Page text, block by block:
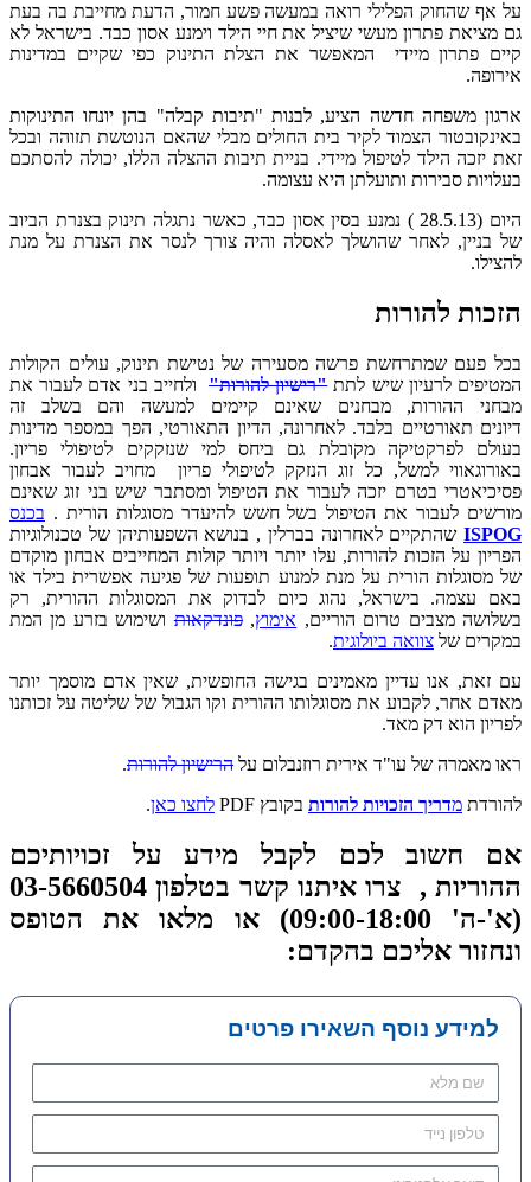
על אף שהחוק הפלילי רואה במעשה פשע חמור, הדעת מחייבת בה בעת
גם מציאת פתרון מעשי שיציל את חיי הילד וימנע אסון כבד. בישראל לא
קיים פתרון מיידי המאפשר את הצלת התינוק כפי שקיים במדינות
אירופה.
ארגון משפחה חדשה הציע, לבנות "תיבות קבלה" בהן יונחו התינוקות
באינקובטור הצמוד לקיר בית החולים מבלי שהאם הנוטשת תזוהה ובכל
זאת יזכה הילד לטיפול מיידי. בניית תיבות ההצלה הללו, יכולה להסתכם
בעלויות סבירות ותועלתן היא עצומה.
היום (28.5.13 ) נמנע בסין אסון כבד, כאשר נתגלה תינוק בצנרת הביוב
של בניין, לאחר שהושלך לאסלה והיה צורך לנסר את הצנרת על מנת
להצילו.
הזכות להורות
בכל פעם שמתרחשת פרשה מסעירה של נטישת תינוק, עולים הקולות
המטיפים לרעיון שיש לתת"רישיון להורות"
ולחייב בני אדם לעבור את
מבחני ההורות, מבחנים שאינם קיימים למעשה והם בשלב זה
דיונים תאורטיים בלבד. לאחרונה, הדיון התאורטי, הפך במספר מדינות
בעולם לפרקטיקה מקובלת גם ביחס למי שנזקקים לטיפולי פריון.
באורוגאווי למשל, כל זוג הנזקק לטיפולי פריון מחויב לעבור אבחון
פסיכיאטרי בטרם יזכה לעבור את הטיפול ומסתבר שיש בני זוג שאינם
מורשים לעבור את הטיפול בשל חשש להיעדר מסוגלות הורית . בכנס
ISPOG שהתקיים לאחרונה בברלין , בנושא השפעותיהן של טכנולוגיות
הפריון על הזכות להורות, עלו יותר ויותר קולות המחייבים אבחון מוקדם
של מסוגלות הורית על מנת למנוע תופעות של פגיעה אפשרית בילד או
באם עצמה. בישראל, נהוג כיום לבדוק את המסוגלות ההורית, רק
בשלושה מצבים טרום הוריים, אימוץ,פונדקאותושימוש בזרע מן המת
במקרים של צוואה ביולוגית.
עם זאת, אנו עדיין מאמינים בגישה החופשית, שאין אדם מוסמך יותר
מאדם אחר, לקבוע את מסוגלותו ההורית וקו הגבול של שליטה על זכותנו
לפריון הוא דק מאד.
ראו מאמרה של עו"ד אירית רוזנבלום על הרישיון להורות.
להורדת מדריך הזכויות להורות בקובץ PDF לחצו כאן.
אם חשוב לכם לקבל מידע על זכויותיכם
ההוריות , צרו איתנו קשר בטלפון 03-5660504
(א'-ה' 09:00-18:00) או מלאו את הטופס
ונחזור אליכם בהקדם:
למידע נוסף השאירו פרטים